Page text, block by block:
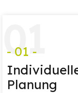
01
- 01 -
Planung